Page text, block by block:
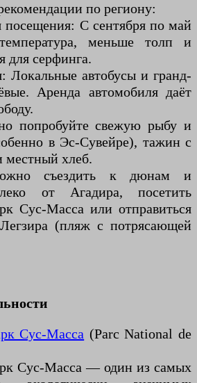
по региону:
С сентября по май
меньше толп и
для серфинга.
Локальные автобусы и гранд-
Аренда автомобиля даёт
попробуйте свежую рыбу и
в Эс-Сувейре), тажин с
местный хлеб.
съездить к дюнам и
от Агадира, посетить
Сус-Масса или отправиться
(пляж с потрясающей
Сус-Масса (Parc National de
Сус-Масса — один из самых